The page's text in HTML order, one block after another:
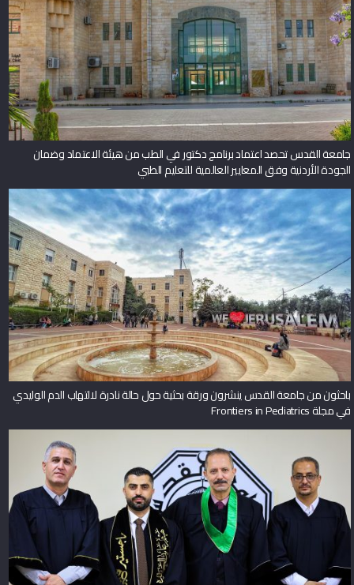
جامعة القدس تحصد اعتماد برنامج دكتور في الطب من هيئة الاعتماد وضمان
الجودة الأردنية وفق المعايير العالمية للتعليم الطبي
باحثون من جامعة القدس ينشرون ورقة بحثية حول حالة نادرة لالتهاب الدم الوليدي
في مجلة Frontiers in Pediatrics